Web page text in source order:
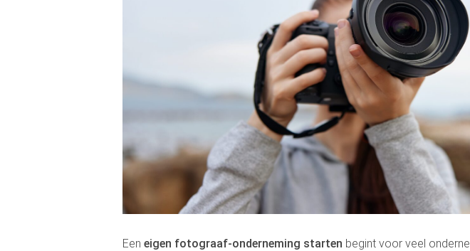
Een eigen fotograaf-onderneming starten begint voor veel